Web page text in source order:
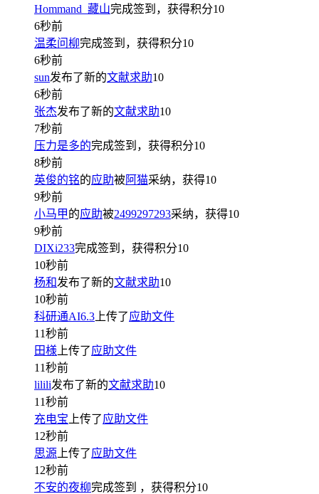
Hommand_藏山完成签到，获得积分10
6秒前
温柔问柳完成签到，获得积分10
6秒前
sun发布了新的文献求助10
6秒前
张杰发布了新的文献求助10
7秒前
压力是多的完成签到，获得积分10
8秒前
英俊的铭的应助被阿猫采纳，获得10
9秒前
小马甲的应助被2499297293采纳，获得10
9秒前
DIXi233完成签到，获得积分10
10秒前
杨和发布了新的文献求助10
10秒前
科研通AI6.3 上传了应助文件
11秒前
田様 上传了应助文件
11秒前
lilili发布了新的文献求助10
11秒前
充电宝 上传了应助文件
12秒前
思源 上传了应助文件
12秒前
不安的夜柳完成签到 ，获得积分10